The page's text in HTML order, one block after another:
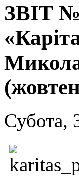
ЗВІТ
Субота,